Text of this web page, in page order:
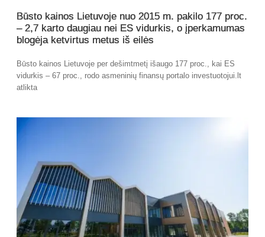
Būsto kainos Lietuvoje nuo 2015 m. pakilo 177 proc.
– 2,7 karto daugiau nei ES vidurkis, o įperkamumas
blogėja ketvirtus metus iš eilės
Būsto kainos Lietuvoje per dešimtmetį išaugo 177 proc., kai ES
vidurkis – 67 proc., rodo asmeninių finansų portalo investuotojui.lt
atlikta